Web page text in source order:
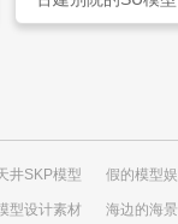
井SKP模型 假的模型
型设计素材 海边的海